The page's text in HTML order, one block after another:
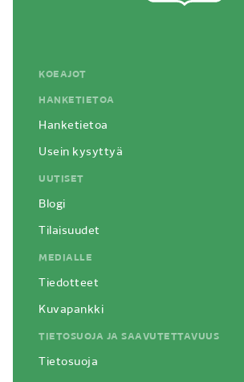
KOEAJOT
HANKETIETOA
Hanketietoa
Usein kysyttyä
UUTISET
Blogi
Tilaisuudet
MEDIALLE
Tiedotteet
Kuvapankki
TIETOSUOJA JA SAAVUTETTAVUUS
Tietosuoja